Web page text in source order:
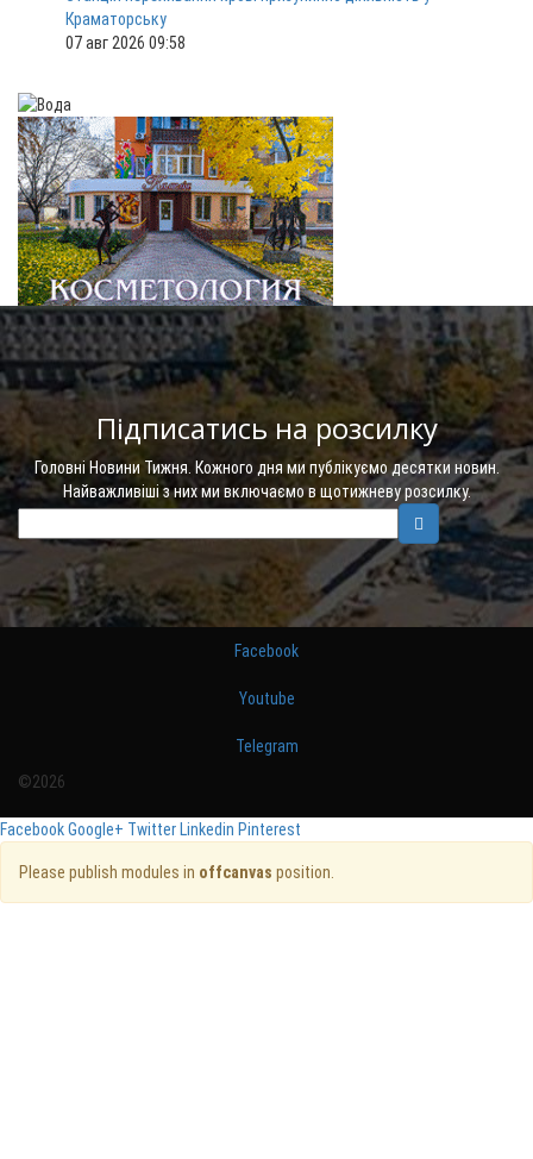
Краматорську
07 авг 2026 09:58
Підписатись на розсилку
Головні Новини Тижня. Кожного дня ми публікуємо десятки новин.
Найважливіші з них ми включаємо в щотижневу розсилку.
Facebook
Youtube
Telegram
©2026
FacebookGoogle+ TwitterLinkedin Pinterest
Please publish modules in offcanvas position.